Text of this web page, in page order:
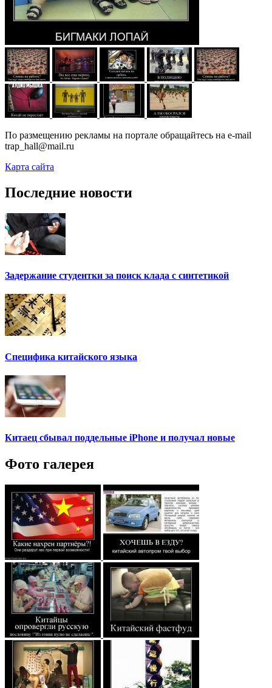
По размещению рекламы на портале обращайтесь на e-mail
trap_hall@mail.ru
Карта сайта
Последние новости
Задержание студентки за поиск клада с синтетикой
Специфика китайского языка
Китаец сбывал поддельные iPhone и получал новые
Фото галерея